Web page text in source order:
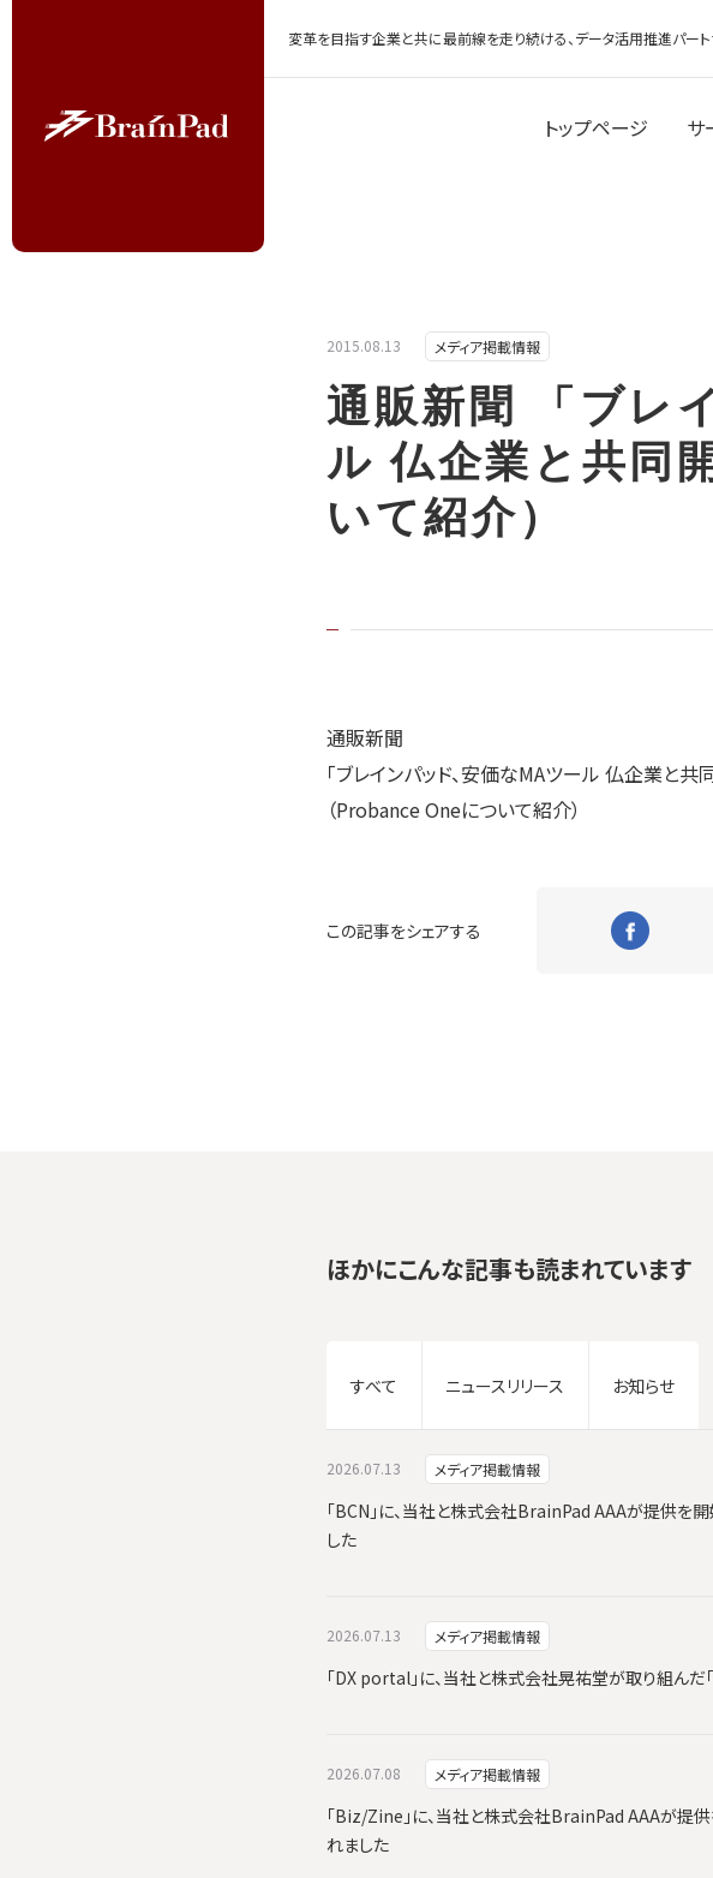
変革を目指す企業と共に最前線を走り続ける、データ活用推進パー
トップページ サ
2015.08.13 メディア掲載情報
通販新聞 「ブレ
ル 仏企業と共同
いて紹介）
通販新聞
「ブレインパッド、安価なMAツール 仏企業と共
（Probance Oneについて紹介）
この記事をシェアする
ほかにこんな記事も読まれています
すべて ニュースリリース お知らせ
2026.07.13 メディア掲載情報
「BCN」に、当社と株式会社BrainPad AAAが提供を
した
2026.07.13 メディア掲載情報
「DX portal」に、当社と株式会社晃祐堂が取り組ん
2026.07.08 メディア掲載情報
「Biz/Zine」に、当社と株式会社BrainPad AAAが提
れました